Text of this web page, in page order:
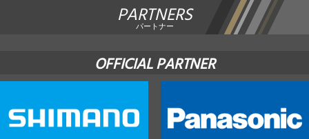
PARTNERS
パートナー
OFFICIAL PARTNER